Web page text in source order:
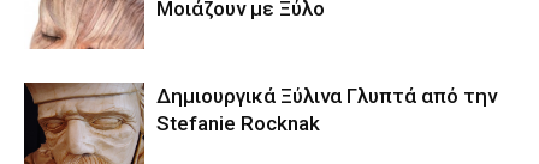
Μοιάζουν με Ξύλο
Δημιουργικά Ξύλινα Γλυπτά από την
Stefanie Rocknak